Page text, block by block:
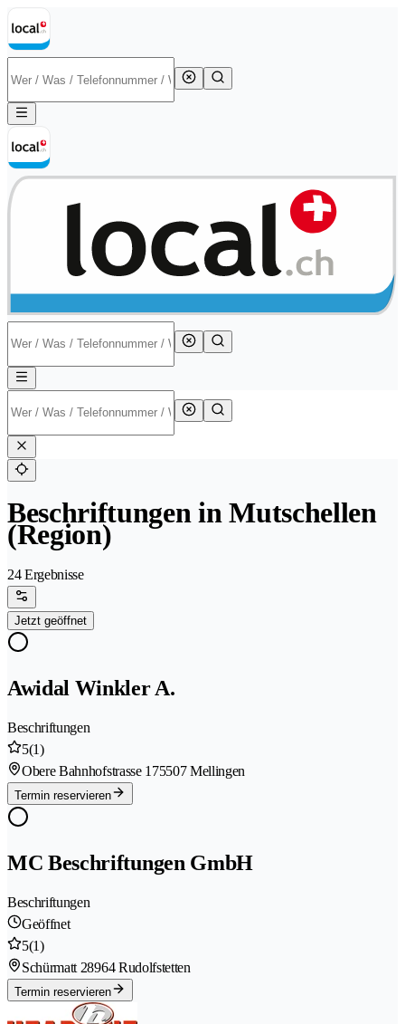
Beschriftungen in Mutschellen
(Region)
24 Ergebnisse
Jetzt geöffnet
Awidal Winkler A.
Beschriftungen
5(1)
Obere Bahnhofstrasse 175507 Mellingen
Termin reservieren
MC Beschriftungen GmbH
Beschriftungen
Geöffnet
5(1)
Schürmatt 28964 Rudolfstetten
Termin reservieren